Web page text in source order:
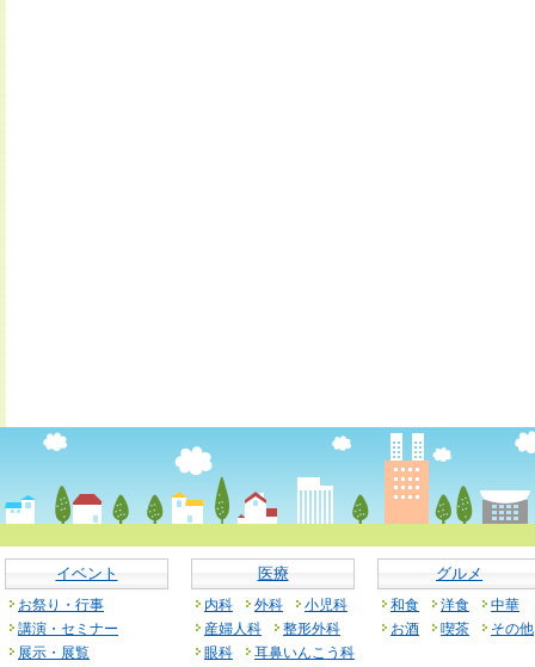
イベント
お祭り・行事
講演・セミナー
展示・展覧
医療
内科 外科
小児科
産婦人科
整形外科
眼科
耳鼻いんこう科
グルメ
和食 洋食
中華
お酒
喫茶 その他